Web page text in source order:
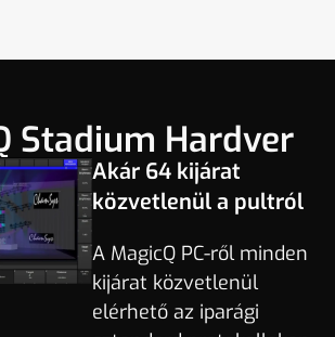
Stadium Hardver
Akár 64 kijárat
közvetlenül a pultról
A MagicQ PC-ről minden
kijárat közvetlenül
elérhető az iparági